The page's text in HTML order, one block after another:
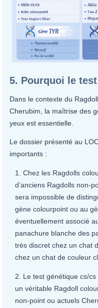
5. Pourquoi le
Dans le contexte du
Cherubim, la maîtrise des
yeux est essentielle.
Le dossier présenté au
importants :
Chez les Ragdolls
d’anciens Ragdolls non-
sera impossible de
gène colourpoint ou au
éventuellement associé
panachure blanche des
très discret chez un chat
chez un chat de couleur
Le test génétique cs/
un véritable Ragdoll
non-point ou actuels